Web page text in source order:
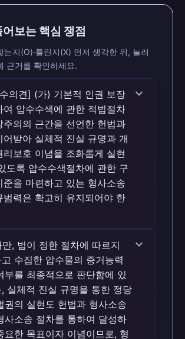
보는 핵심 쟁점
는지(O)·틀린지(X) 먼저 생각한 뒤, 눌러
근거를 확인하세요.
의견] (가) 기본적 인권 보장
여 압수수색에 관한 적법절차
주의의 근간을 선언한 헌법과
어받아 실체적 진실 규명과 개
리보호 이념을 조화롭게 실현
도록 압수수색절차에 관한 구
준을 마련하고 있는 형사소송
범력은 확고히 유지되어야 한
expand_more
(O)
의견] (가) 기본적 인권 보장을 위
수색에 관한 적법절차와 영장주의
선언한 헌법과 이를 이어받아 실
규명과 개인의 권리보호 이념을
, 법이 정한 절차에 따르지
수집한 압수물의 증거능력
부를 최종적으로 판단함에 있
, 실체적 진실 규명을 통한 정당
권의 실현도 헌법과 형사소송
사소송 절차를 통하여 달성하
요한 목표이자 이념이므로, 형
expand_more